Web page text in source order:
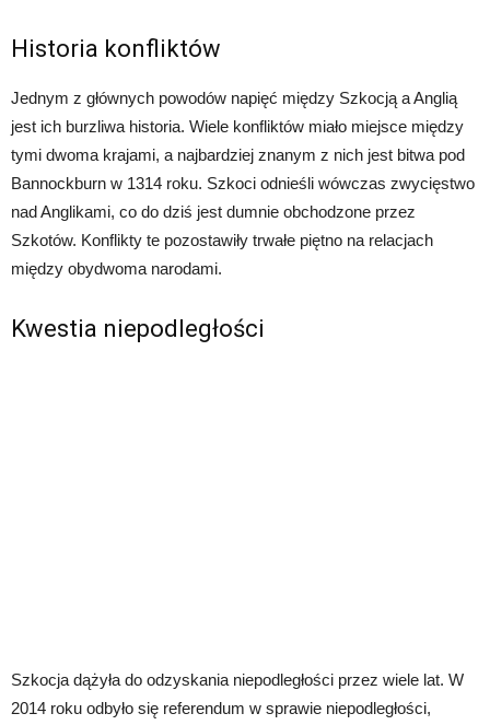
Historia konfliktów
Jednym z głównych powodów napięć między Szkocją a Anglią
jest ich burzliwa historia. Wiele konfliktów miało miejsce między
tymi dwoma krajami, a najbardziej znanym z nich jest bitwa pod
Bannockburn w 1314 roku. Szkoci odnieśli wówczas zwycięstwo
nad Anglikami, co do dziś jest dumnie obchodzone przez
Szkotów. Konflikty te pozostawiły trwałe piętno na relacjach
między obydwoma narodami.
Kwestia niepodległości
Szkocja dążyła do odzyskania niepodległości przez wiele lat. W
2014 roku odbyło się referendum w sprawie niepodległości,